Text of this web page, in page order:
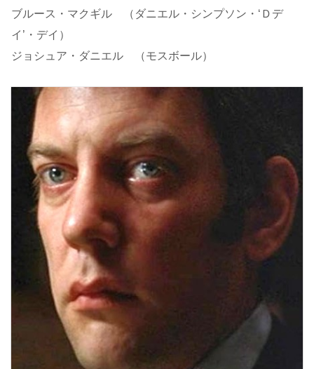
ブルース・マクギル （ダニエル・シンプソン・‘Ｄデ
イ’・デイ）
ジョシュア・ダニエル （モスボール）